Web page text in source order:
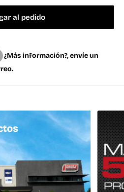
al pedido
¿Más información?, envíe un